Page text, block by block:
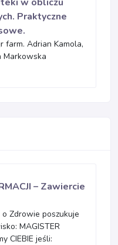
Praktyczne
farm. Adrian Kamola,
Markowska
– Zawiercie
Zdrowie poszukuje
MAGISTER
CIEBIE jeśli: